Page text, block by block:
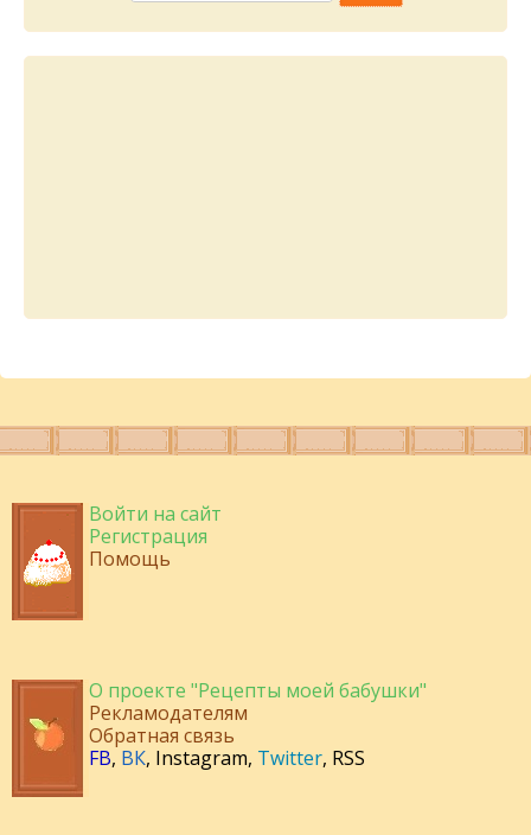
Войти на сайт
Регистрация
Помощь
О проекте "Рецепты моей бабушки"
Рекламодателям
Обратная связь
FB, ВК, Instagram, Twitter, RSS